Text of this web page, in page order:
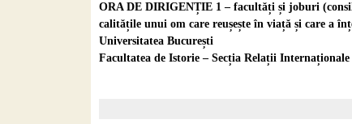
ORA DE DIRIGENȚIE 1 – facultăți și joburi
calitățile unui om care reușește în viață și care a
Universitatea București
Facultatea de Istorie – Secția Relații Internaționale